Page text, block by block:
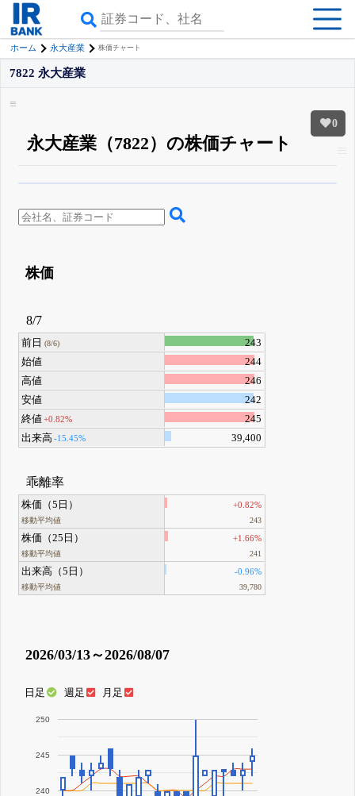
ホーム 永大産業 株価チャート
0
7822 永大産業
永大産業（7822）の株価チャート
詳しく見られる無料でβ版をはじめる
登録すると永久30%OFFと米株版の先行利用も付きます
株価
8/7
前日 (8/6)
243
始値
244
高値
246
安値
242
終値+0.82%
245
出来高 -15.45% 39,400
乖離率
株価（5日）
移動平均値
+0.82%
243
株価（25日）
移動平均値
+1.66%
241
出来高（5日）
移動平均値
-0.96%
39,780
2026/03/13～2026/08/07
日足 週足 月足
240
245
250